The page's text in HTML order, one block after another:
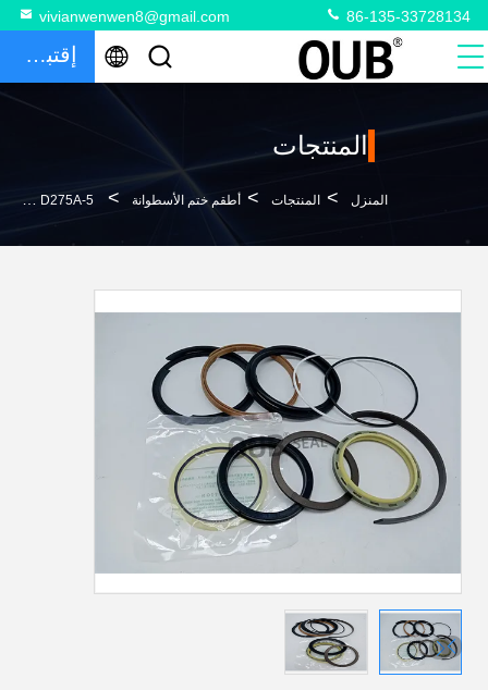
vivianwenwen8@gmail.com 86-135-33728134
إقتباس
المنتجات
المنزل > المنتجات > أطقم ختم الأسطوانة > D275A-5 حفارة أسطوانة الذراع 707-99-45310707-99-45320 مجموعة ختم النسخة القطبية ذات الشفرة 707-99-66600